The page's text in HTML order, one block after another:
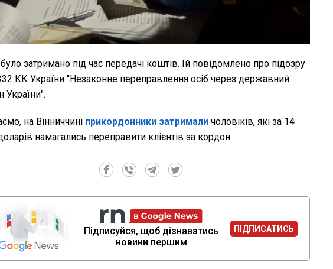
затримано під час передачі коштів. Їй повідомлено про підозру
КК України "Незаконне переправлення осіб через державний
України".
на Вінниччині прикордонники затримали чоловіків, які за 14
намагались переправити клієнтів за кордон.
Підписуйся, щоб дізнаватись
новини першим
ПІДПИСАТИСЬ